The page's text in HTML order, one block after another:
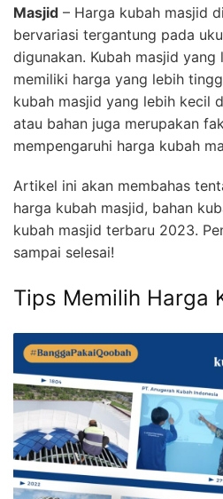
Masjid – Harga kubah masjid
bervariasi tergantung pada
digunakan. Kubah masjid
memiliki harga yang lebih
kubah masjid yang lebih kecil
atau bahan juga merupakan
mempengaruhi harga kubah
Artikel ini akan membahas
harga kubah masjid, bahan
kubah masjid terbaru 2023.
sampai selesai!
Tips Memilih Harga